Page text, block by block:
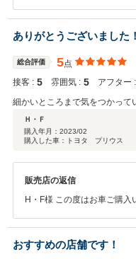
利用くださいませ。 今後と
ありがとうございました！
総合評価 5点
接客 : 5 雰囲気 : 5 アフター :
細かいところまで気をつかって
Ｈ・Ｆ
購入年月： 2023/02
購入した車：トヨタ プリウス
販売店の返信
H・F様 この度はお車ご購入いただきまして誠にありがとうございま
しくお願いいたします。
おすすめの店舗です！